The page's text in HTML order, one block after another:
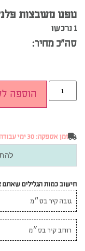
טפט משבצות
1 נרכשו
סה”כ מחיר:
הוספה
זמן אספקה: 30 ימי עבודה
חישוב כמות הגלילים שאתם